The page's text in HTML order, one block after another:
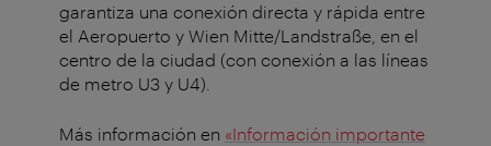
garantiza una conexión directa y rápida entre
el Aeropuerto y Wien Mitte/Landstraße, en el
centro de la ciudad (con conexión a las líneas
de metro U3 y U4).
Más información en «Información importante